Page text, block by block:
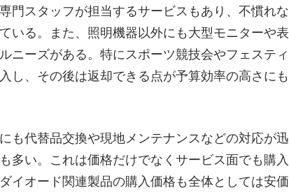
門スタッフが担当するサービスもあり、不慣れな
いる。また、照明機器以外にも大型モニターや表
ニーズがある。特にスポーツ競技会やフェスティ
し、その後は返却できる点が予算効率の高さにも
も代替品交換や現地メンテナンスなどの対応が迅
多い。これは価格だけでなくサービス面でも購入
イオード関連製品の購入価格も全体としては安価